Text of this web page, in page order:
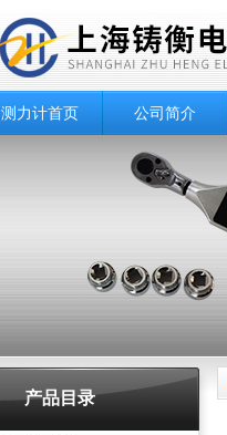
测力计首页 公司简介
产品目录